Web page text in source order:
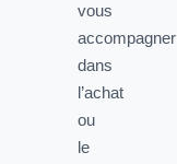
vous
accompagner
dans
l’achat
ou
le